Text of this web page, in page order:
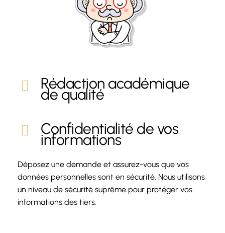
Rédaction académique
de qualité
Confidentialité de vos
informations
Déposez une demande et assurez-vous que vos
données personnelles sont en sécurité. Nous utilisons
un niveau de sécurité suprême pour protéger vos
informations des tiers.